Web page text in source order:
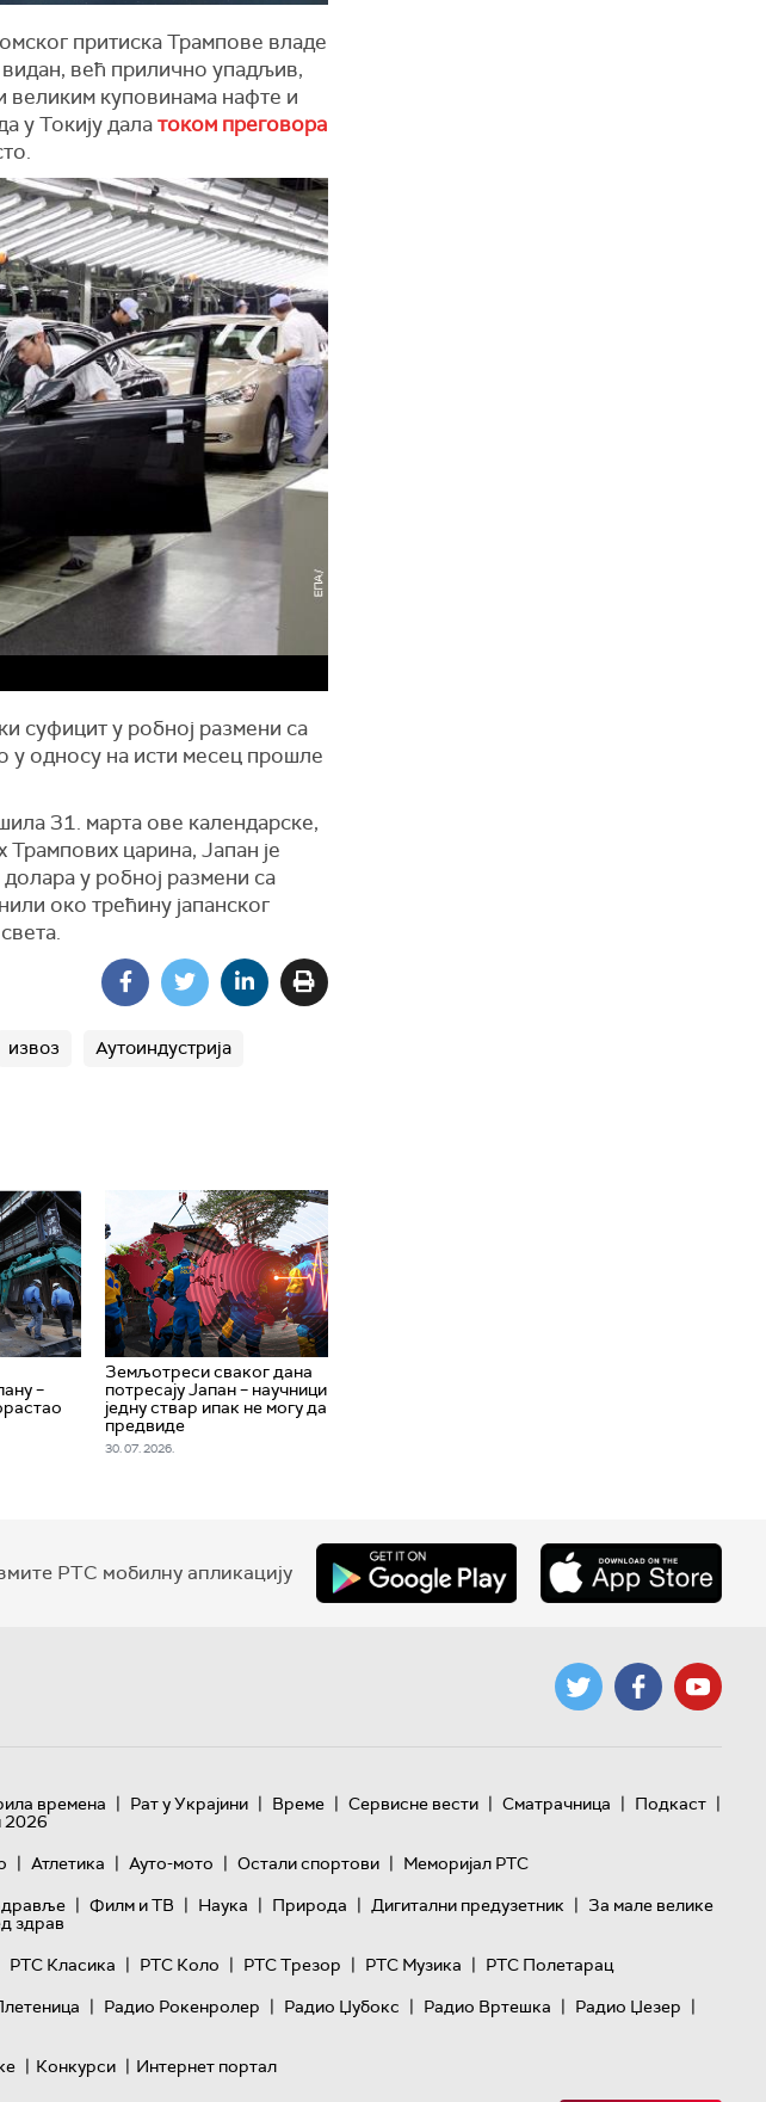
притиска Трампове владе
видан, већ прилично упадљив,
великим куповинама нафте и
у Токију далатоком преговора
суфицит у робној размени са
у односу на исти месец прошле
31. марта ове календарске,
царина, Јапан је
у робној размени са
око трећину јапанског
извоз Аутоиндустрија
–
Земљотреси сваког дана
потресају Јапан – научници
једну ствар ипак не могу да
предвиде
30. 07. 2026.
РТС мобилну апликацију
времена | Рат у Украјини | Време | Сервисне вести | Сматрачница | Подкаст |
2026
| Атлетика | Ауто-мото | Остали спортови | Меморијал РТС
| Филм и ТВ | Наука | Природа | Дигитални предузетник | За мале велике
здрав
РТС Класика | РТС Коло | РТС Трезор | РТС Музика | РТС Полетарац
| Радио Рокенролер | Радио Џубокс | Радио Вртешка | Радио Џезер |
| Конкурси | Интернет портал